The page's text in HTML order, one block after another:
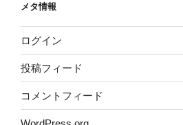
メタ情報
ログイン
投稿フィード
コメントフィード